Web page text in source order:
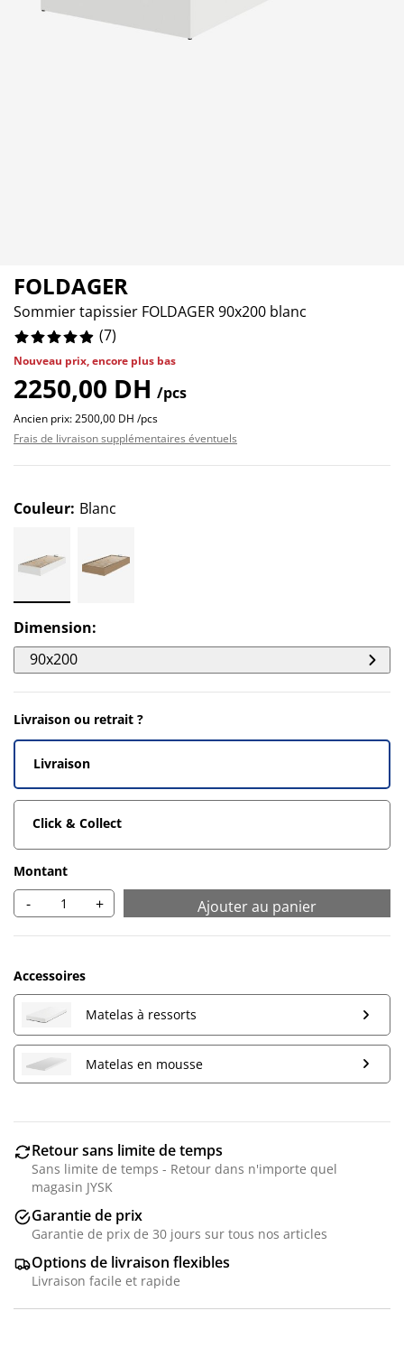
avec rangement
entretien meubles
d'extérieur
FOLDAGER
Sommier tapissier FOLDAGER 90x200 blanc
(7)
Nouveau prix, encore plus bas
2250,00 DH /pcs
Ancien prix: 2500,00 DH /pcs
Frais de livraison supplémentaires éventuels
Couleur: Blanc
Dimension:
90x200
Livraison ou retrait ?
Livraison
Click & Collect
Montant
- + Ajouter au panier
Accessoires
Matelas à ressorts
Matelas en mousse
Retour sans limite de temps
Sans limite de temps - Retour dans n'importe quel
magasin JYSK
Garantie de prix
Garantie de prix de 30 jours sur tous nos articles
Options de livraison flexibles
Livraison facile et rapide